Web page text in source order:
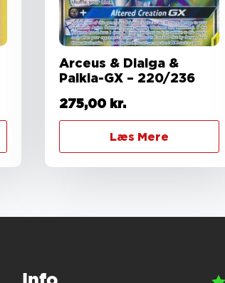
Arceus & Dialga &
Palkia-GX – 220/236
275,00 kr.
Læs Mere